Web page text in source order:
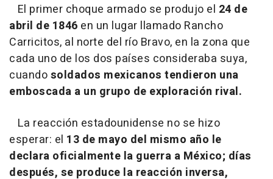
El primer choque armado se produjo el 24 de
abril de 1846 en un lugar llamado Rancho
Carricitos, al norte del río Bravo, en la zona que
cada uno de los dos países consideraba suya,
cuandosoldados mexicanos tendieron una
emboscada a un grupo de exploración rival.
La reacción estadounidense no se hizo
esperar: el 13 de mayo del mismo año le
declara oficialmente la guerra a México; días
después, se produce la reacción inversa,